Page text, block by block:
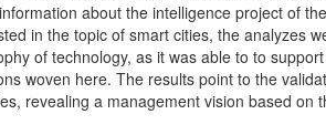
about the intelligence project of
in the topic of smart cities, the analyzes
of technology, as it was able to to
woven here. The results point to the
revealing a management vision based